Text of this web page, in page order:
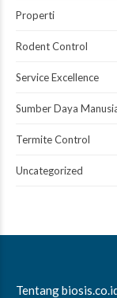
Properti
Rodent Control
Service Excellence
Sumber Daya
Termite Control
Uncategorized
Tentang